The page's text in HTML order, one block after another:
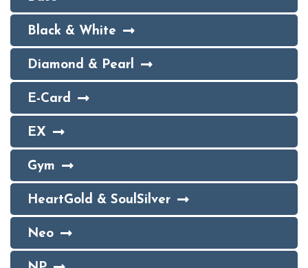
Black & White
Diamond & Pearl
E-Card
EX
Gym
HeartGold & SoulSilver
Neo